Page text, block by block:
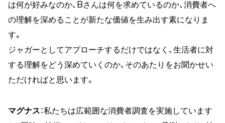
は何が好みなのか、Bさんは何を求めているのか、消費者へ
の理解を深めることが新たな価値を生み出す素になりま
す。
ジャガーとしてアプローチするだけではなく、生活者に対
する理解をどう深めていくのか、そのあたりをお聞かせい
ただければと思います。
マグナス：私たちは広範囲な消費者調査を実施しています